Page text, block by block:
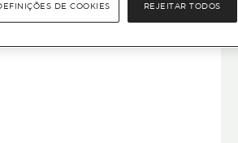
El Corte Inglés. REJEITAR TODOS
DE COOKIES